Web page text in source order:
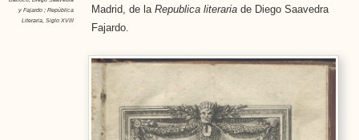
y Fajardo ; República
Literaria, Siglo XVIII
Madrid, de la Republica literaria de Diego Saavedra
Fajardo.